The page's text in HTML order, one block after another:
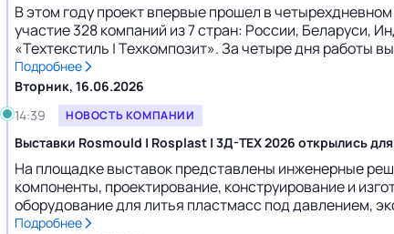
В этом году проект впервые прошел в
участие 328 компаний из 7 стран: России, Беларуси,
«Техтекстиль | Техкомпозит». За четыре дня работы
Подробнее
Вторник, 16.06.2026
14:39
НОВОСТЬ КОМПАНИИ
Выставки Rosmould | Rosplast | 3Д-ТЕХ 2026 открылись
На площадке выставок представлены инженерные
компоненты, проектирование, конструирование и
оборудование для литья пластмасс под давлением,
Подробнее